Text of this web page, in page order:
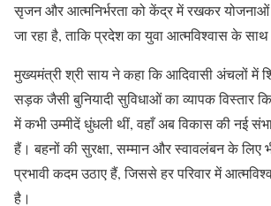
सृजन और आत्मनिर्भरता को केंद्र में रखकर योजनाओं
जा रहा है, ताकि प्रदेश का युवा आत्मविश्वास के
मुख्यमंत्री श्री साय ने कहा कि आदिवासी अंचलों में
सड़क जैसी बुनियादी सुविधाओं का व्यापक विस्तार
में कभी उम्मीदें धुंधली थीं, वहाँ अब विकास की नई
हैं। बहनों की सुरक्षा, सम्मान और स्वावलंबन के लिए
प्रभावी कदम उठाए हैं, जिससे हर परिवार में
है।